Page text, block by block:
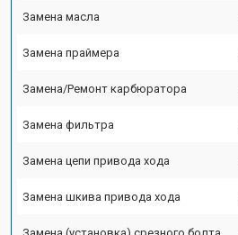
Замена масла
Замена праймера
Замена/Pемонт карбюратора
Замена фильтра
Замена цепи привода хода
Замена шкива привода хода
Замена (установка) срезного болта